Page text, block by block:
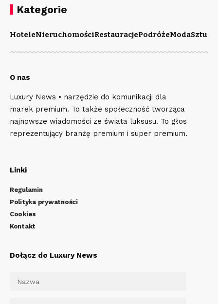
Kategorie
HoteleNieruchomościRestauracjePodróżeModaSztuka
O nas
Luxury News • narzędzie do komunikacji dla
marek premium. To także społeczność tworząca
najnowsze wiadomości ze świata luksusu. To głos
reprezentujący branżę premium i super premium.
Linki
Regulamin
Polityka prywatności
Cookies
Kontakt
Dołącz do Luxury News